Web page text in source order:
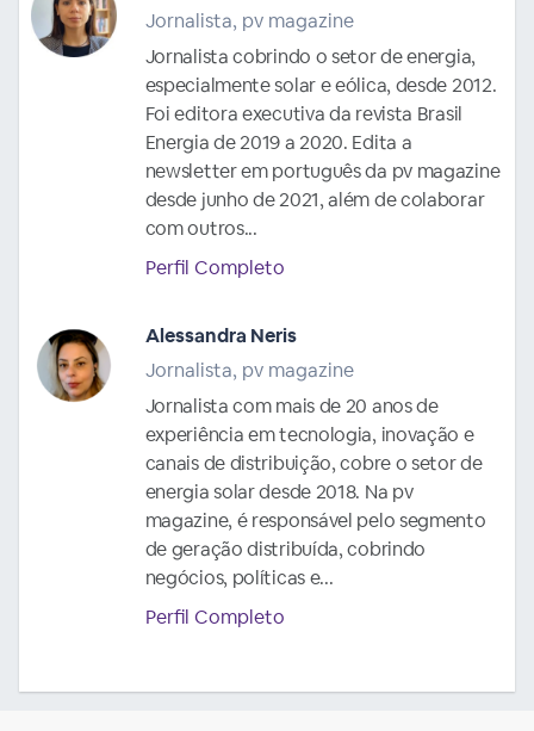
Jornalista, pv magazine
Jornalista cobrindo o setor de energia,
especialmente solar e eólica, desde 2012.
Foi editora executiva da revista Brasil
Energia de 2019 a 2020. Edita a
newsletter em português da pv magazine
desde junho de 2021, além de colaborar
com outros...
Perfil Completo
Alessandra Neris
Jornalista, pv magazine
Jornalista com mais de 20 anos de
experiência em tecnologia, inovação e
canais de distribuição, cobre o setor de
energia solar desde 2018. Na pv
magazine, é responsável pelo segmento
de geração distribuída, cobrindo
negócios, políticas e...
Perfil Completo